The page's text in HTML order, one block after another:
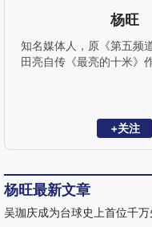
杨旺
知名媒体人，原《第五频
田亮自传《最亮的十米》
+关注
杨旺最新文章